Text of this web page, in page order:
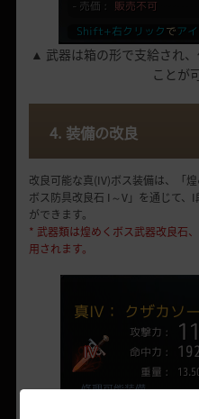
▲ 武器は箱の形で支給され
ことが
4. 装備の改良
改良可能な真(IV)ボス装備は、「
ボス防具改良石 I～V」を通じて、
ができます。
* 武器類は煌めくボス武器改良石
用されます。